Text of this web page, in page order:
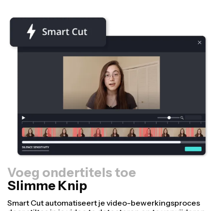
Voeg ondertitels toe
Slimme Knip
Formaat aanpassen